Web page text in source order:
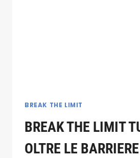
BREAK THE LIMIT
BREAK THE LIMIT
OLTRE LE